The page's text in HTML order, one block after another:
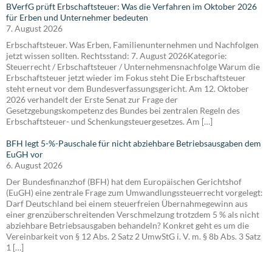
BVerfG prüft Erbschaftsteuer: Was die Verfahren im Oktober 2026
für Erben und Unternehmer bedeuten
7. August 2026
Erbschaftsteuer. Was Erben, Familienunternehmen und Nachfolgen
jetzt wissen sollten. Rechtsstand: 7. August 2026Kategorie:
Steuerrecht / Erbschaftsteuer / Unternehmensnachfolge Warum die
Erbschaftsteuer jetzt wieder im Fokus steht Die Erbschaftsteuer
steht erneut vor dem Bundesverfassungsgericht. Am 12. Oktober
2026 verhandelt der Erste Senat zur Frage der
Gesetzgebungskompetenz des Bundes bei zentralen Regeln des
Erbschaftsteuer- und Schenkungsteuergesetzes. Am […]
BFH legt 5-%-Pauschale für nicht abziehbare Betriebsausgaben dem
EuGH vor
6. August 2026
Der Bundesfinanzhof (BFH) hat dem Europäischen Gerichtshof
(EuGH) eine zentrale Frage zum Umwandlungssteuerrecht vorgelegt:
Darf Deutschland bei einem steuerfreien Übernahmegewinn aus
einer grenzüberschreitenden Verschmelzung trotzdem 5 % als nicht
abziehbare Betriebsausgaben behandeln? Konkret geht es um die
Vereinbarkeit von § 12 Abs. 2 Satz 2 UmwStG i. V. m. § 8b Abs. 3 Satz
1 […]